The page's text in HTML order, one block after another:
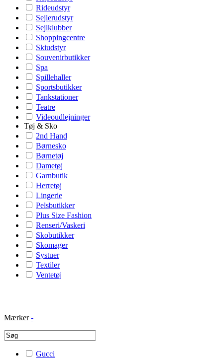
Rideudstyr
Sejlerudstyr
Sejlklubber
Shoppingcentre
Skiudstyr
Souvenirbutikker
Spa
Spillehaller
Sportsbutikker
Tankstationer
Teatre
Videoudlejninger
Tøj & Sko
2nd Hand
Børnesko
Børnetøj
Dametøj
Garnbutik
Herretøj
Lingerie
Pelsbutikker
Plus Size Fashion
Renseri/Vaskeri
Skobutikker
Skomager
Systuer
Textiler
Ventetøj
Mærker -
Gucci